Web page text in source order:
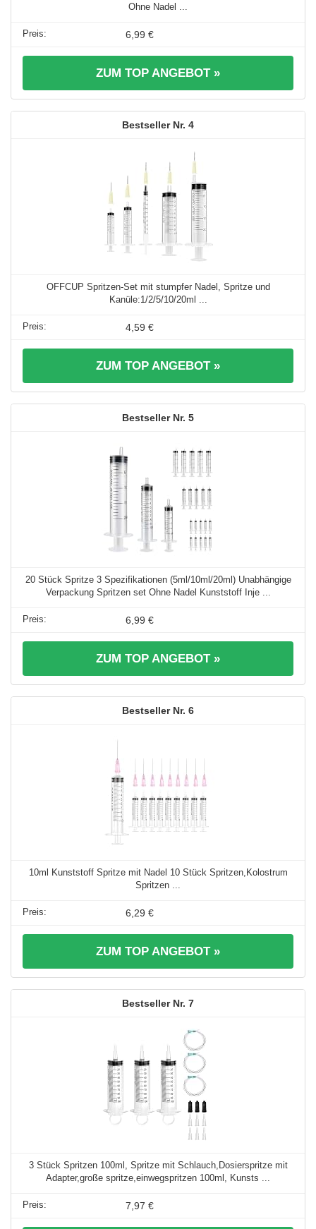
Ohne Nadel ...
6,99 €
ZUM TOP ANGEBOT »
4
OFFCUP Spritzen-Set mit stumpfer Nadel, Spritze und
Kanüle:1/2/5/10/20ml ...
4,59 €
ZUM TOP ANGEBOT »
5
20 Stück Spritze 3 Spezifikationen (5ml/10ml/20ml) Unabhängige
Verpackung Spritzen set Ohne Nadel Kunststoff Inje ...
6,99 €
ZUM TOP ANGEBOT »
6
10ml Kunststoff Spritze mit Nadel 10 Stück Spritzen,Kolostrum
Spritzen ...
6,29 €
ZUM TOP ANGEBOT »
7
3 Stück Spritzen 100ml, Spritze mit Schlauch,Dosierspritze mit
Adapter,große spritze,einwegspritzen 100ml, Kunsts ...
7,97 €